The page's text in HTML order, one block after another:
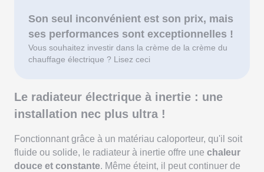
Son seul inconvénient est son prix, mais
ses performances sont exceptionnelles !
Vous souhaitez investir dans la crème de la crème du
chauffage électrique ? Lisez ceci
Le radiateur électrique à inertie : une
installation nec plus ultra !
Fonctionnant grâce à un matériau caloporteur, qu'il soit
fluide ou solide, le radiateur à inertie offre une chaleur
douce et constante. Même éteint, il peut continuer de